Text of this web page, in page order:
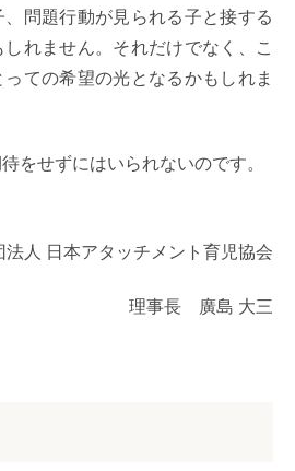
問題行動が見られる子と接する
れません。それだけでなく、こ
ての希望の光となるかもしれま
待をせずにはいられないのです。
法人 日本アタッチメント育児協会
理事長 廣島 大三